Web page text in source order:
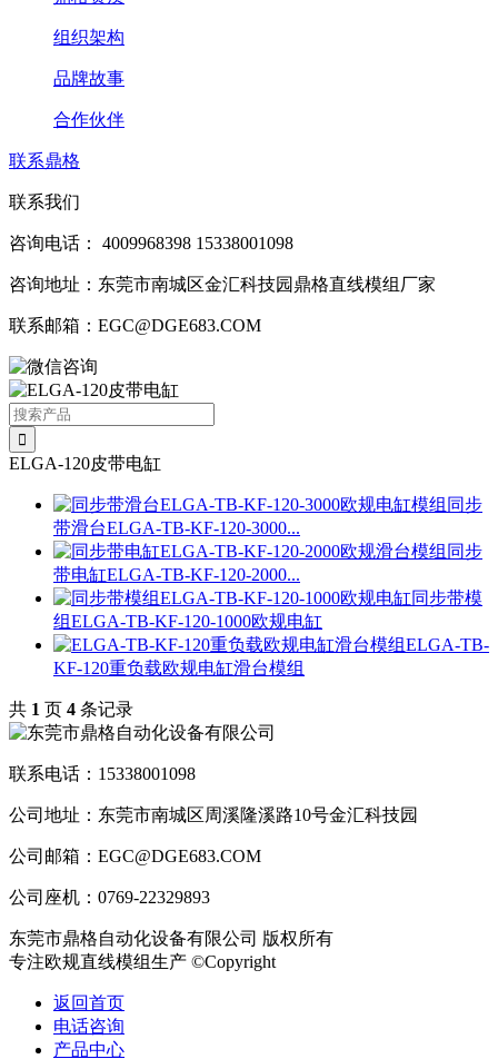
组织架构
品牌故事
合作伙伴
联系鼎格
联系我们
咨询电话： 4009968398 15338001098
咨询地址：东莞市南城区金汇科技园鼎格直线模组厂家
联系邮箱：EGC@DGE683.COM
ELGA-120皮带电缸
同步
带滑台ELGA-TB-KF-120-3000...
同步
带电缸ELGA-TB-KF-120-2000...
同步带模
组ELGA-TB-KF-120-1000欧规电缸
ELGA-TB-
KF-120重负载欧规电缸滑台模组
共 1 页 4 条记录
联系电话：15338001098
公司地址：东莞市南城区周溪隆溪路10号金汇科技园
公司邮箱：EGC@DGE683.COM
公司座机：0769-22329893
东莞市鼎格自动化设备有限公司 版权所有
专注欧规直线模组生产 ©Copyright
返回首页
电话咨询
产品中心